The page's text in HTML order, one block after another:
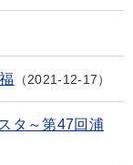
2021-12-17
タ～第47回浦